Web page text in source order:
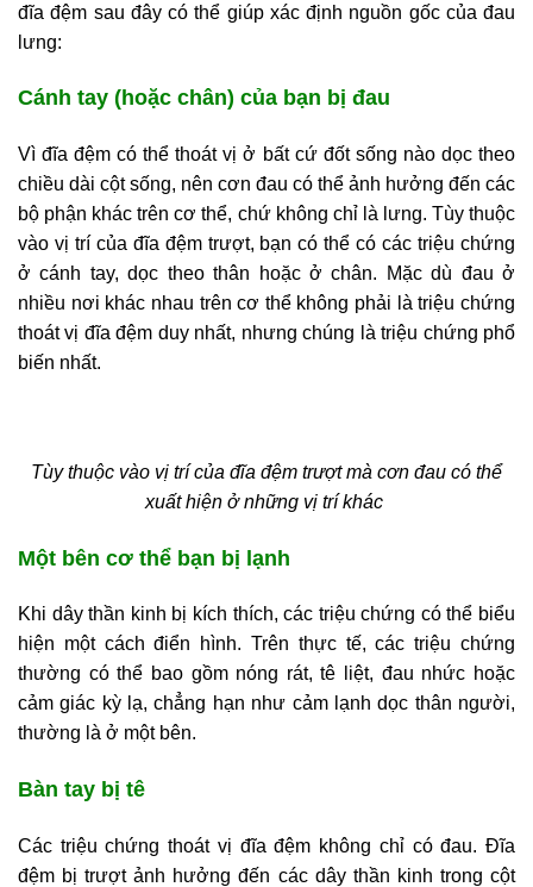
đĩa đệm sau đây có thể giúp xác định nguồn gốc của đau
lưng:
Cánh tay (hoặc chân) của bạn bị đau
Vì đĩa đệm có thể thoát vị ở bất cứ đốt sống nào dọc theo
chiều dài cột sống, nên cơn đau có thể ảnh hưởng đến các
bộ phận khác trên cơ thể, chứ không chỉ là lưng. Tùy thuộc
vào vị trí của đĩa đệm trượt, bạn có thể có các triệu chứng
ở cánh tay, dọc theo thân hoặc ở chân. Mặc dù đau ở
nhiều nơi khác nhau trên cơ thể không phải là triệu chứng
thoát vị đĩa đệm duy nhất, nhưng chúng là triệu chứng phổ
biến nhất.
Tùy thuộc vào vị trí của đĩa đệm trượt mà cơn đau có thể
xuất hiện ở những vị trí khác
Một bên cơ thể bạn bị lạnh
Khi dây thần kinh bị kích thích, các triệu chứng có thể biểu
hiện một cách điển hình. Trên thực tế, các triệu chứng
thường có thể bao gồm nóng rát, tê liệt, đau nhức hoặc
cảm giác kỳ lạ, chẳng hạn như cảm lạnh dọc thân người,
thường là ở một bên.
Bàn tay bị tê
Các triệu chứng thoát vị đĩa đệm không chỉ có đau. Đĩa
đệm bị trượt ảnh hưởng đến các dây thần kinh trong cột